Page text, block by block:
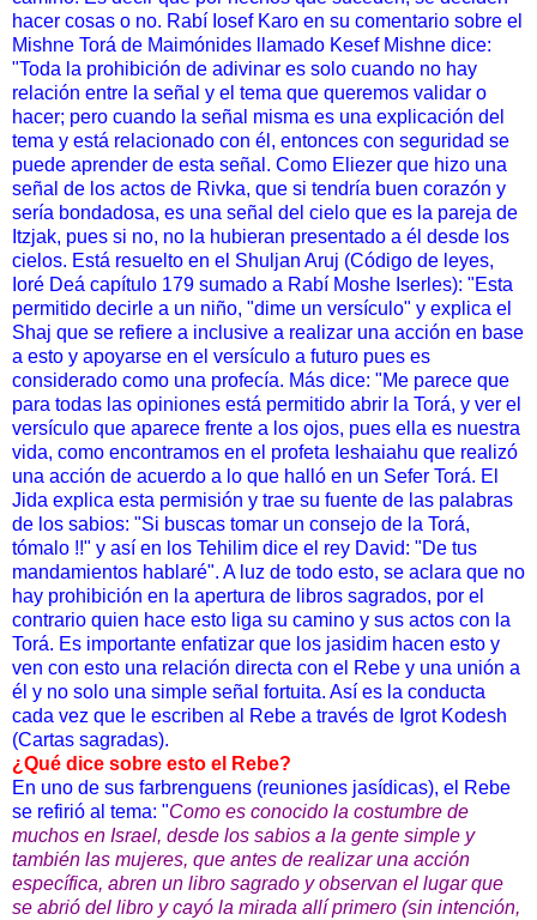
hacer cosas o no. Rabí Iosef Karo en su comentario sobre el
Mishne Torá de Maimónides llamado Kesef Mishne dice:
"Toda la prohibición de adivinar es solo cuando no hay
relación entre la señal y el tema que queremos validar o
hacer; pero cuando la señal misma es una explicación del
tema y está relacionado con él, entonces con seguridad se
puede aprender de esta señal. Como Eliezer que hizo una
señal de los actos de Rivka, que si tendría buen corazón y
sería bondadosa, es una señal del cielo que es la pareja de
Itzjak, pues si no, no la hubieran presentado a él desde los
cielos. Está resuelto en el Shuljan Aruj (Código de leyes,
Ioré Deá capítulo 179 sumado a Rabí Moshe Iserles): "Esta
permitido decirle a un niño, "dime un versículo" y explica el
Shaj que se refiere a inclusive a realizar una acción en base
a esto y apoyarse en el versículo a futuro pues es
considerado como una profecía. Más dice: "Me parece que
para todas las opiniones está permitido abrir la Torá, y ver el
versículo que aparece frente a los ojos, pues ella es nuestra
vida, como encontramos en el profeta Ieshaiahu que realizó
una acción de acuerdo a lo que halló en un Sefer Torá. El
Jida explica esta permisión y trae su fuente de las palabras
de los sabios: "Si buscas tomar un consejo de la Torá,
tómalo !!" y así en los Tehilim dice el rey David: "De tus
mandamientos hablaré". A luz de todo esto, se aclara que no
hay prohibición en la apertura de libros sagrados, por el
contrario quien hace esto liga su camino y sus actos con la
Torá. Es importante enfatizar que los jasidim hacen esto y
ven con esto una relación directa con el Rebe y una unión a
él y no solo una simple señal fortuita. Así es la conducta
cada vez que le escriben al Rebe a través de Igrot Kodesh
(Cartas sagradas).
¿Qué dice sobre esto el Rebe?
En uno de sus farbrenguens (reuniones jasídicas), el Rebe
se refirió al tema: "Como es conocido la costumbre de
muchos en Israel, desde los sabios a la gente simple y
también las mujeres, que antes de realizar una acción
específica, abren un libro sagrado y observan el lugar que
se abrió del libro y cayó la mirada allí primero (sin intención,